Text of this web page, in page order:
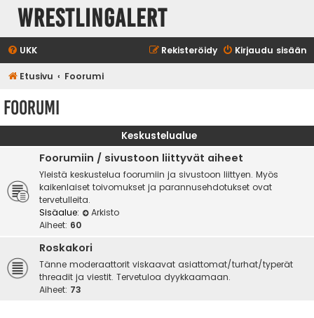
WrestlingAlert
UKK Kirjaudu sisään
Rekisteröidy
Etusivu Foorumi
Foorumi
Keskustelualue
Foorumiin / sivustoon liittyvät aiheet
Yleistä keskustelua foorumiin ja sivustoon liittyen. Myös
kaikenlaiset toivomukset ja parannusehdotukset ovat
tervetulleita.
Sisäalue:
Arkisto
Aiheet: 60
Roskakori
Tänne moderaattorit viskaavat asiattomat/turhat/typerät
threadit ja viestit. Tervetuloa dyykkaamaan.
Aiheet: 73